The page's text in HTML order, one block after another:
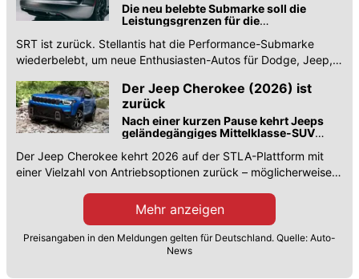
Die neu belebte Submarke soll die
Leistungsgrenzen für die
erweitern
SRT ist zurück. Stellantis hat die Performance-Submarke
wiederbelebt, um neue Enthusiasten-Autos für Dodge, Jeep,
Der Jeep Cherokee (2026) ist
zurück
Nach einer kurzen Pause kehrt Jeeps
geländegängiges Mittelklasse-SUV
Der Jeep Cherokee kehrt 2026 auf der STLA-Plattform mit
einer Vielzahl von Antriebsoptionen zurück – möglicherweise
Mehr anzeigen
Preisangaben in den Meldungen gelten für Deutschland. Quelle: Auto-
News